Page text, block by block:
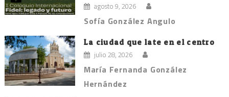
agosto 9, 2026
Sofía González Angulo
La ciudad que late en el centro
julio 28, 2026
María Fernanda González
Hernández